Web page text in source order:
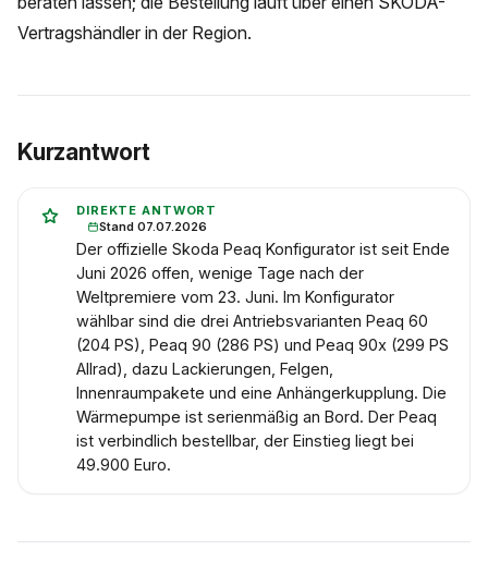
Vertragshändler in der Region.
Kurzantwort
DIREKTE ANTWORT
Stand 07.07.2026
Der offizielle Skoda Peaq Konfigurator ist seit Ende
Juni 2026 offen, wenige Tage nach der
Weltpremiere vom 23. Juni. Im Konfigurator
wählbar sind die drei Antriebsvarianten Peaq 60
(204 PS), Peaq 90 (286 PS) und Peaq 90x (299 PS
Allrad), dazu Lackierungen, Felgen,
Innenraumpakete und eine Anhängerkupplung. Die
Wärmepumpe ist serienmäßig an Bord. Der Peaq
ist verbindlich bestellbar, der Einstieg liegt bei
49.900 Euro.